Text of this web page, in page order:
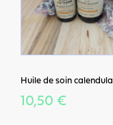
Huile de soin calendula
10,50 €